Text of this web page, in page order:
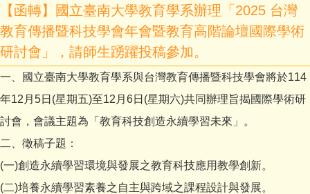
【函轉】國立臺南大學教育學系辦理「2025 台灣
教育傳播暨科技學會年會暨教育高階論壇國際學術
研討會」，請師生踴躍投稿參加。
一、國立臺南大學教育學系與台灣教育傳播暨科技學會將於114
年12月5日(星期五)至12月6日(星期六)共同辦理旨揭國際學術研
討會，會議主題為「教育科技創造永續學習未來」。
二、徵稿子題：
(一)創造永續學習環境與發展之教育科技應用教學創新。
(二)培養永續學習素養之自主與跨域之課程設計與發展。